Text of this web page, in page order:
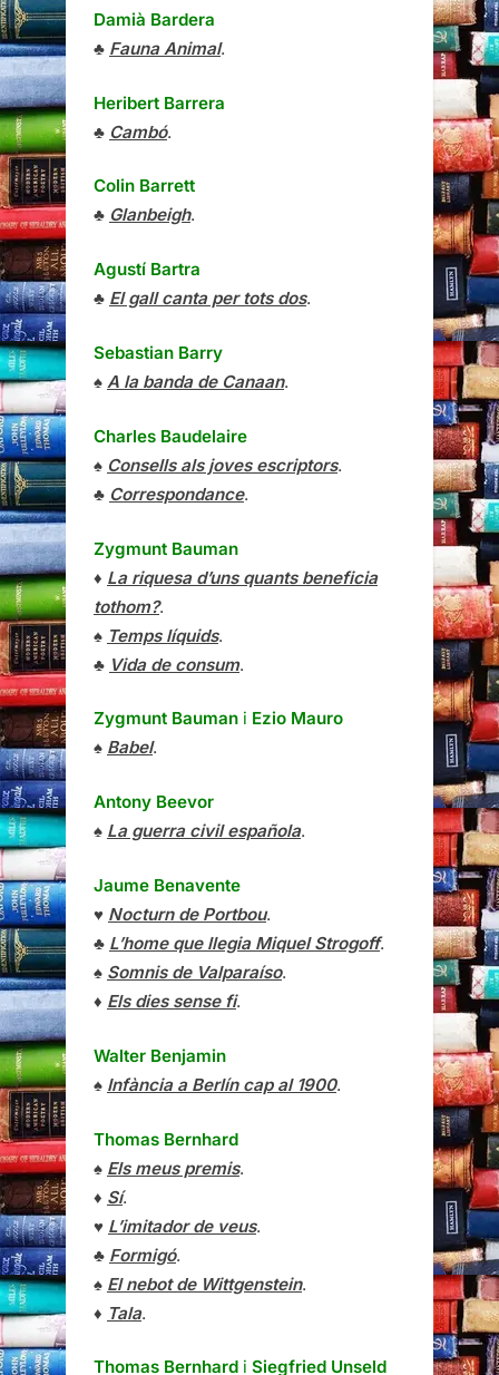
Damià Bardera
♣ Fauna Animal.
Heribert Barrera
♣ Cambó.
Colin Barrett
♣ Glanbeigh.
Agustí Bartra
♣ El gall canta per tots dos.
Sebastian Barry
♠ A la banda de Canaan.
Charles Baudelaire
♠ Consells als joves escriptors.
♣ Correspondance.
Zygmunt Bauman
♦ La riquesa d’uns quants beneficia
tothom?.
♠ Temps líquids.
♣ Vida de consum.
Zygmunt Bauman i Ezio Mauro
♠ Babel.
Antony Beevor
♠ La guerra civil española.
Jaume Benavente
♥ Nocturn de Portbou.
♣ L’home que llegia Miquel Strogoff.
♠ Somnis de Valparaíso.
♦ Els dies sense fi.
Walter Benjamin
♠ Infància a Berlín cap al 1900.
Thomas Bernhard
♠ Els meus premis.
♦ Sí.
♥ L’imitador de veus.
♣ Formigó.
♠ El nebot de Wittgenstein.
♦ Tala.
Thomas Bernhard i Siegfried Unseld